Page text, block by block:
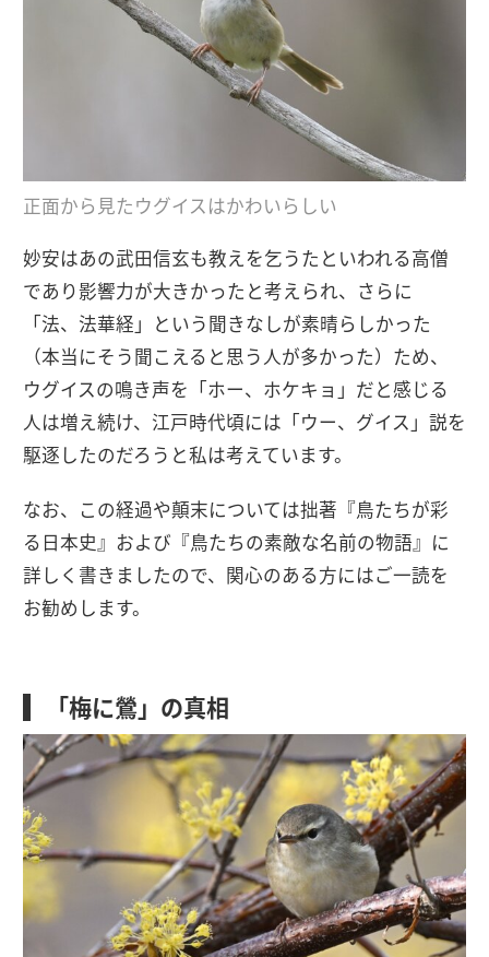
正面から見たウグイスはかわいらしい
妙安はあの武田信玄も教えを乞うたといわれる高僧
であり影響力が大きかったと考えられ、さらに
「法、法華経」という聞きなしが素晴らしかった
（本当にそう聞こえると思う人が多かった）ため、
ウグイスの鳴き声を「ホー、ホケキョ」だと感じる
人は増え続け、江戸時代頃には「ウー、グイス」説を
駆逐したのだろうと私は考えています。
なお、この経過や顛末については拙著『鳥たちが彩
る日本史』および『鳥たちの素敵な名前の物語』に
詳しく書きましたので、関心のある方にはご一読を
お勧めします。
「梅に鶯」の真相